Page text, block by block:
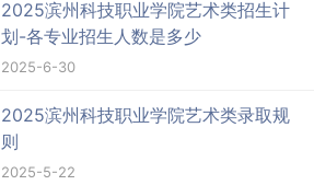
2025滨州科技职业学院艺术类招生计
划-各专业招生人数是多少
2025-6-30
2025滨州科技职业学院艺术类录取规
则
2025-5-22